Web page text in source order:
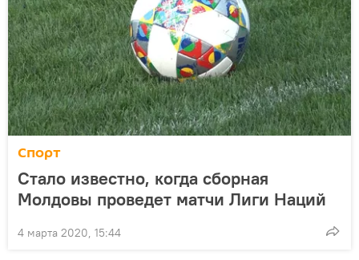
Спорт
Стало известно, когда сборная
Молдовы проведет матчи Лиги Наций
4 марта 2020, 15:44